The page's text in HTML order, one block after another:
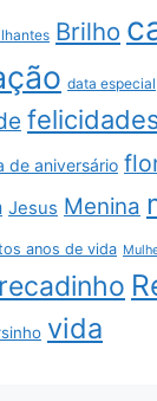
Brilho
data especial
de aniversário
Jesus Menina
anos de vida
recadinho
vida